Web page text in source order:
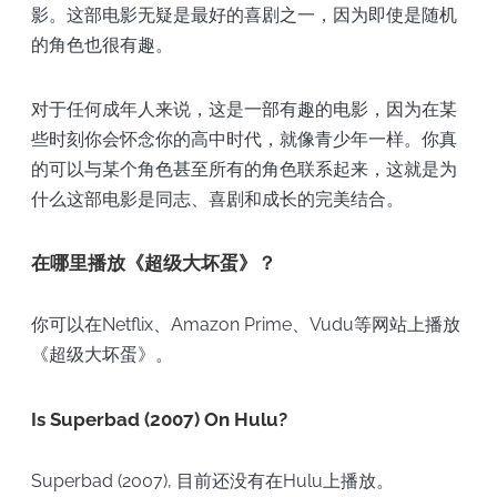
影。这部电影无疑是最好的喜剧之一，因为即使是随机
的角色也很有趣。
对于任何成年人来说，这是一部有趣的电影，因为在某
些时刻你会怀念你的高中时代，就像青少年一样。你真
的可以与某个角色甚至所有的角色联系起来，这就是为
什么这部电影是同志、喜剧和成长的完美结合。
在哪里播放《超级大坏蛋》？
你可以在Netflix、Amazon Prime、Vudu等网站上播放
《超级大坏蛋》。
Is Superbad (2007) On Hulu?
Superbad (2007), 目前还没有在Hulu上播放。